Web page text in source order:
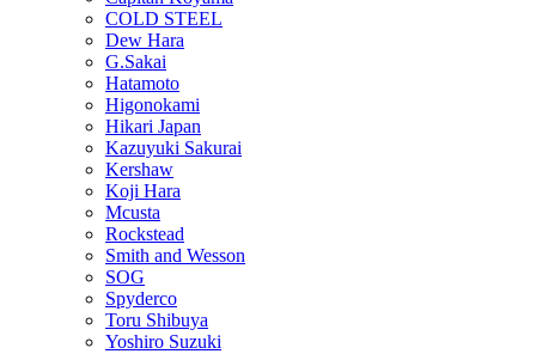
COLD STEEL
Dew Hara
G.Sakai
Hatamoto
Higonokami
Hikari Japan
Kazuyuki Sakurai
Kershaw
Koji Hara
Mcusta
Rockstead
Smith and Wesson
SOG
Spyderco
Toru Shibuya
Yoshiro Suzuki